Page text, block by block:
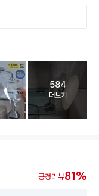
고객 리뷰
584
더보기
긍정리뷰81%